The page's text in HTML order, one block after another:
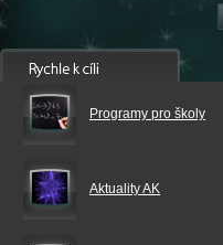
Programy pro školy
Aktuality AK